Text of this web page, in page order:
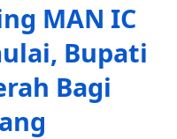
MAN IC
Bupati
Bagi